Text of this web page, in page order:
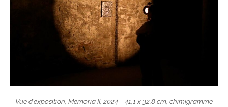
Vue d’exposition, Memoria II, 2024 – 41,1 x 32,8 cm, chimigramme